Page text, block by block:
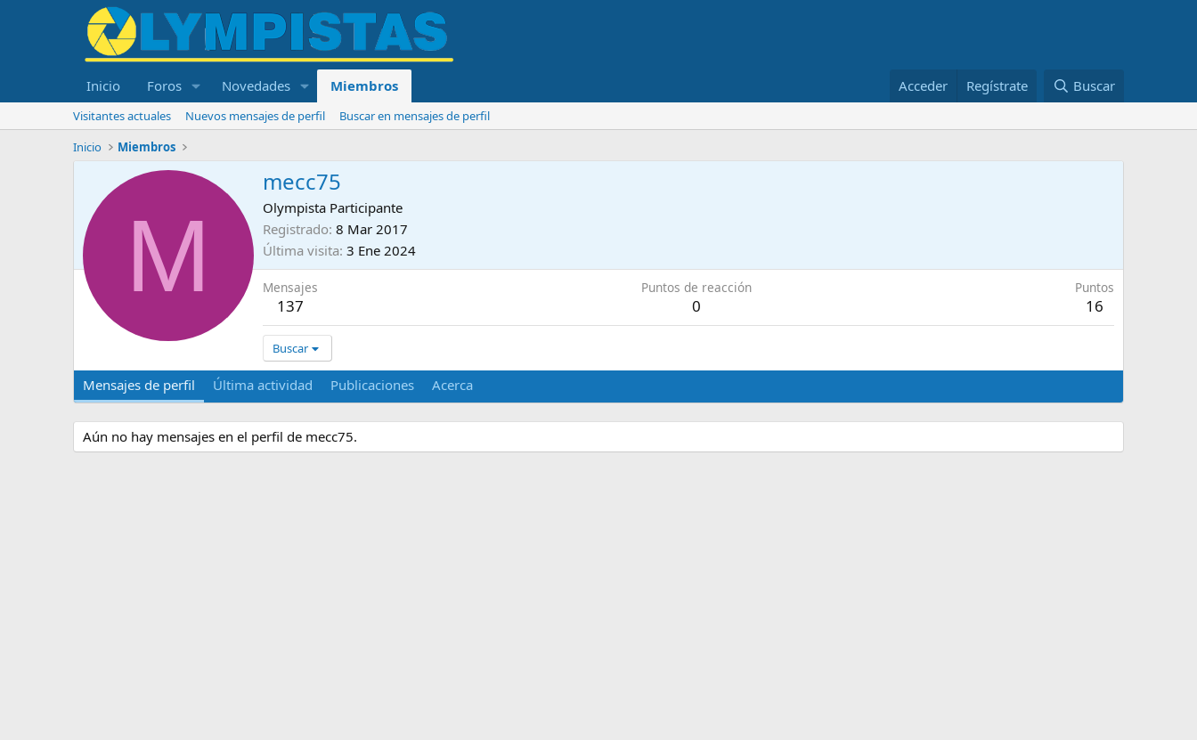
Inicio Foros Novedades Miembros Acceder Regístrate Buscar
Visitantes actuales Nuevos mensajes de perfil
Buscar en mensajes de perfil
Inicio
Miembros
M
mecc75
Olympista Participante
Registrado 8 Mar 2017
Última visita 3 Ene 2024
Mensajes
137
Puntos de reacción
0
Puntos
16
Buscar
Mensajes de perfil Última actividad Publicaciones Acerca
Aún no hay mensajes en el perfil de mecc75.